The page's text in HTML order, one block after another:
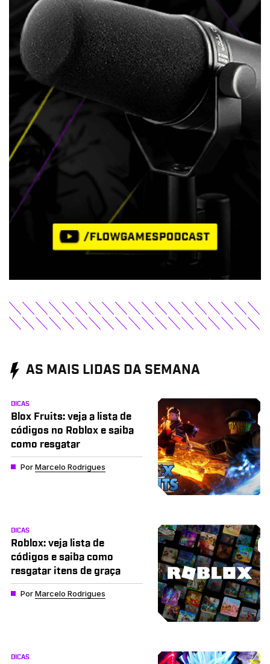
AS MAIS LIDAS DA SEMANA
DICAS
Blox Fruits: veja a lista de
códigos no Roblox e saiba
como resgatar
PorMarcelo Rodrigues
DICAS
Roblox: veja lista de
códigos e saiba como
resgatar itens de graça
PorMarcelo Rodrigues
DICAS